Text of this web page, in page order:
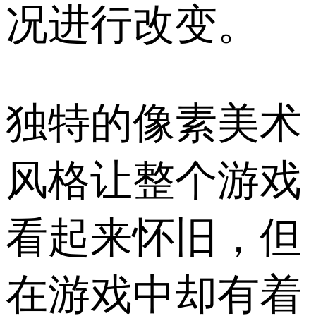
况进行改变。
独特的像素美术
风格让整个游戏
看起来怀旧，但
在游戏中却有着